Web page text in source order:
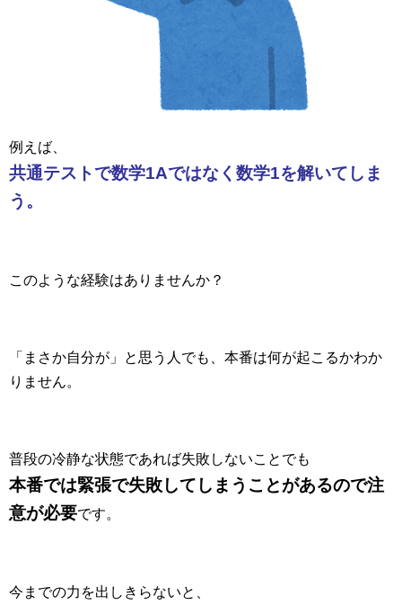
例えば、
共通テストで数学1Aではなく数学1を解いてしま
う。
このような経験はありませんか？
「まさか自分が」と思う人でも、本番は何が起こるかわか
りません。
普段の冷静な状態であれば失敗しないことでも
本番では緊張で失敗してしまうことがあるので注
意が必要です。
今までの力を出しきらないと、